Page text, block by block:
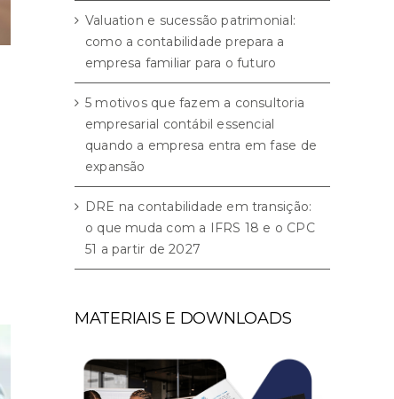
Valuation e sucessão patrimonial:
como a contabilidade prepara a
empresa familiar para o futuro
5 motivos que fazem a consultoria
empresarial contábil essencial
quando a empresa entra em fase de
expansão
DRE na contabilidade em transição:
o que muda com a IFRS 18 e o CPC
51 a partir de 2027
MATERIAIS E DOWNLOADS